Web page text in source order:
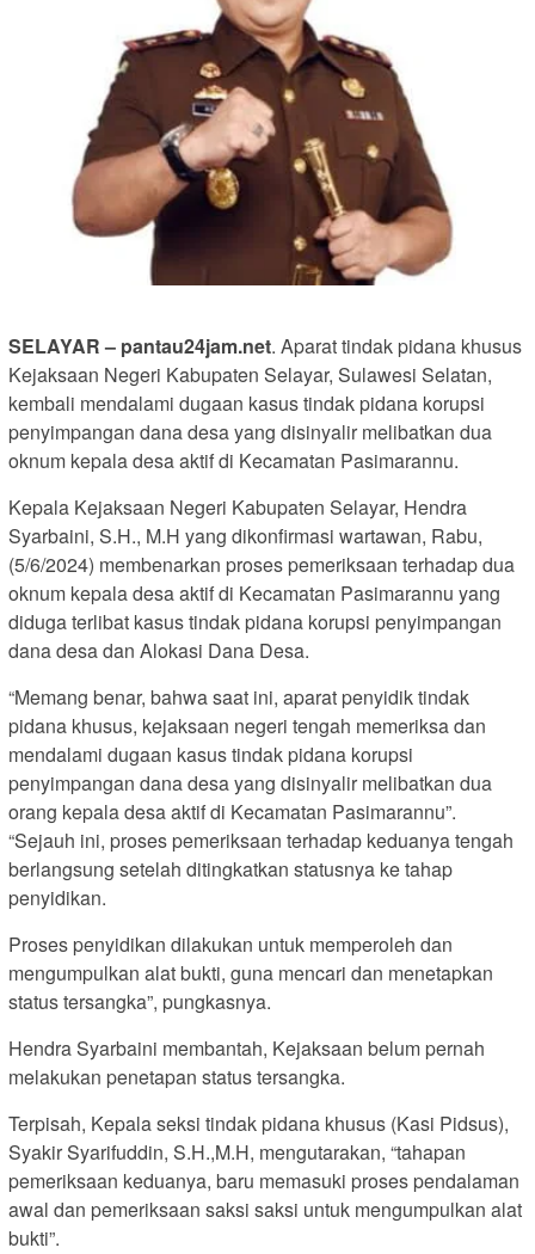
SELAYAR – pantau24jam.net. Aparat tindak pidana khusus
Kejaksaan Negeri Kabupaten Selayar, Sulawesi Selatan,
kembali mendalami dugaan kasus tindak pidana korupsi
penyimpangan dana desa yang disinyalir melibatkan dua
oknum kepala desa aktif di Kecamatan Pasimarannu.
Kepala Kejaksaan Negeri Kabupaten Selayar, Hendra
Syarbaini, S.H., M.H yang dikonfirmasi wartawan, Rabu,
(5/6/2024) membenarkan proses pemeriksaan terhadap dua
oknum kepala desa aktif di Kecamatan Pasimarannu yang
diduga terlibat kasus tindak pidana korupsi penyimpangan
dana desa dan Alokasi Dana Desa.
“Memang benar, bahwa saat ini, aparat penyidik tindak
pidana khusus, kejaksaan negeri tengah memeriksa dan
mendalami dugaan kasus tindak pidana korupsi
penyimpangan dana desa yang disinyalir melibatkan dua
orang kepala desa aktif di Kecamatan Pasimarannu”.
“Sejauh ini, proses pemeriksaan terhadap keduanya tengah
berlangsung setelah ditingkatkan statusnya ke tahap
penyidikan.
Proses penyidikan dilakukan untuk memperoleh dan
mengumpulkan alat bukti, guna mencari dan menetapkan
status tersangka”, pungkasnya.
Hendra Syarbaini membantah, Kejaksaan belum pernah
melakukan penetapan status tersangka.
Terpisah, Kepala seksi tindak pidana khusus (Kasi Pidsus),
Syakir Syarifuddin, S.H.,M.H, mengutarakan, “tahapan
pemeriksaan keduanya, baru memasuki proses pendalaman
awal dan pemeriksaan saksi saksi untuk mengumpulkan alat
bukti”.